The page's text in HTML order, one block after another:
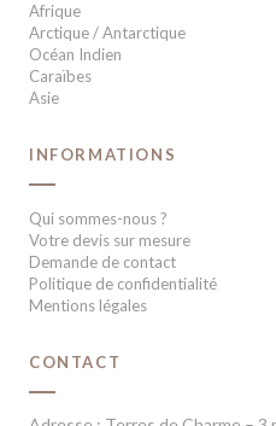
Afrique
Arctique / Antarctique
Océan Indien
Caraïbes
Asie
INFORMATIONS
Qui sommes-nous ?
Votre devis sur mesure
Demande de contact
Politique de confidentialité
Mentions légales
CONTACT